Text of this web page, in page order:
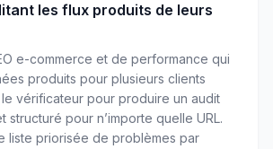
les flux produits de leurs
e-commerce et de performance qui
produits pour plusieurs clients
vérificateur pour produire un audit
structuré pour n’importe quelle URL.
liste priorisée de problèmes par